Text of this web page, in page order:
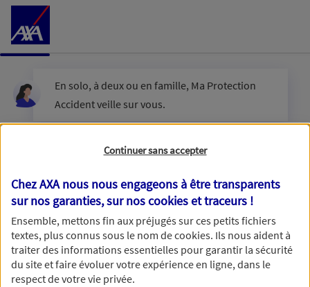
Accéder au Contenu
En solo, à deux ou en famille, Ma Protection
Accident veille sur vous.
Êtes-vous en couple ?
Oui
Non
Continuer sans accepter
Chez AXA nous nous engageons à être transparents
sur nos garanties, sur noscookies et traceurs !
Ensemble, mettons fin aux préjugés sur ces petits fichiers
textes, plus connus sous le nom decookies. Ils nous aident à
traiter des informations essentielles pour garantir la sécurité
du site et faire évoluer votre expérience en ligne, dans le
respect de votre vie privée.